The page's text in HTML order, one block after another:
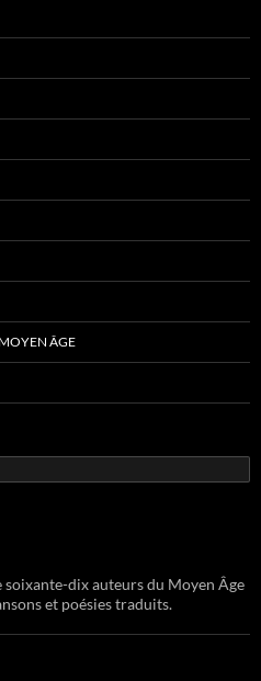
ÂGE
soixante-dix auteurs du Moyen Âge
et poésies traduits.